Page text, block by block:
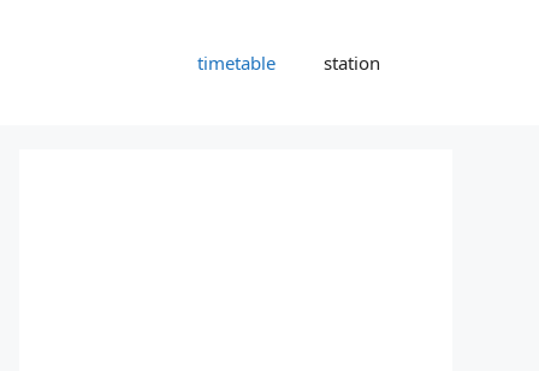
timetable station